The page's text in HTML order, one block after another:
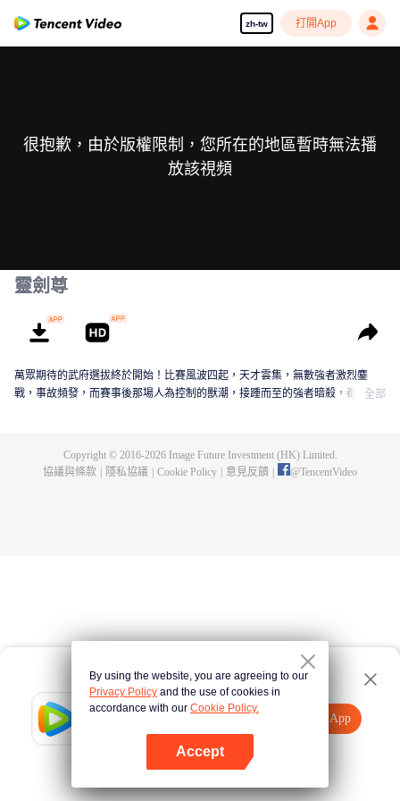
zh-tw 打開App
Tencent Video
打開App
點擊此處
很抱歉，由於版權限制，您所在的地區暫時無法播
放該視頻
靈劍尊
萬眾期待的武府選拔終於開始！比賽風波四起，天才雲集，無數強者激烈鏖
戰，事故頻發，而賽事後那場人為控制的獸潮，接踵而至的強者暗殺，都顯示
全部
Copyright © 2016-2026Image Future Investment (HK) Limited.
協議與條款
隱私協議 Cookie Policy 意見反饋 @TencentVideo
By using the website, you are agreeing to our
Privacy Policy and the use of cookies in
accordance with our Cookie Policy.
Accept